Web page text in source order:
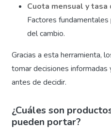
Cuota mensual y
Factores fundamentales
del cambio.
Gracias a esta herramienta,
tomar decisiones informadas
antes de decidir.
¿Cuáles son
pueden portar?